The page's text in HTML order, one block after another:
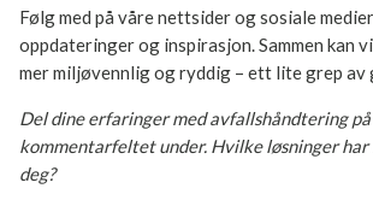
avfallshåndteringstiltak på hytta
Del dine erfaringer og bilder i vårt
Facebook HER
Vil du vite mer?
Følg med på våre nettsider og sosiale